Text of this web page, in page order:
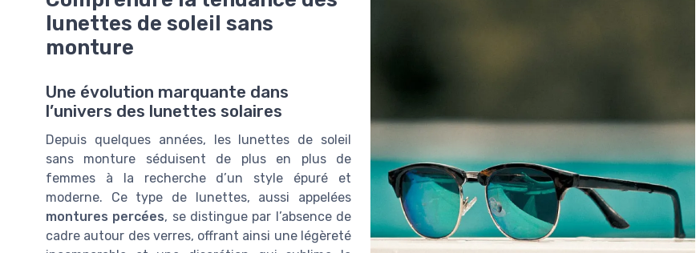
lunettes de soleil sans
monture
Une évolution marquante dans
l’univers des lunettes solaires
Depuis quelques années, les lunettes de soleil
sans monture séduisent de plus en plus de
femmes à la recherche d’un style épuré et
moderne. Ce type de lunettes, aussi appelées
montures percées, se distingue par l’absence de
cadre autour des verres, offrant ainsi une légèreté